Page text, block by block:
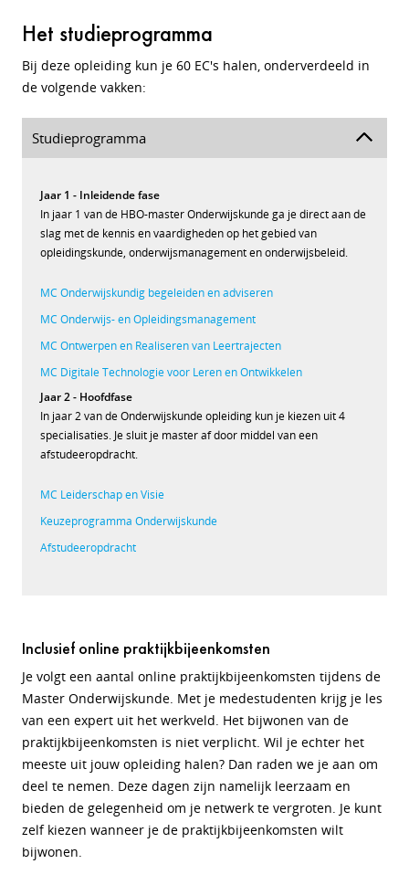
Het studieprogramma
Bij deze opleiding kun je 60 EC's halen, onderverdeeld in
de volgende vakken:
Studieprogramma
Jaar 1 - Inleidende fase
In jaar 1 van de HBO-master Onderwijskunde ga je direct aan de
slag met de kennis en vaardigheden op het gebied van
opleidingskunde, onderwijsmanagement en onderwijsbeleid.
MC Onderwijskundig begeleiden en adviseren
MC Onderwijs- en Opleidingsmanagement
MC Ontwerpen en Realiseren van Leertrajecten
MC Digitale Technologie voor Leren en Ontwikkelen
Jaar 2 - Hoofdfase
In jaar 2 van de Onderwijskunde opleiding kun je kiezen uit 4
specialisaties. Je sluit je master af door middel van een
afstudeeropdracht.
MC Leiderschap en Visie
Keuzeprogramma Onderwijskunde
Afstudeeropdracht
Inclusief online praktijkbijeenkomsten
Je volgt een aantal online praktijkbijeenkomsten tijdens de
Master Onderwijskunde. Met je medestudenten krijg je les
van een expert uit het werkveld. Het bijwonen van de
praktijkbijeenkomsten is niet verplicht. Wil je echter het
meeste uit jouw opleiding halen? Dan raden we je aan om
deel te nemen. Deze dagen zijn namelijk leerzaam en
bieden de gelegenheid om je netwerk te vergroten. Je kunt
zelf kiezen wanneer je de praktijkbijeenkomsten wilt
bijwonen.